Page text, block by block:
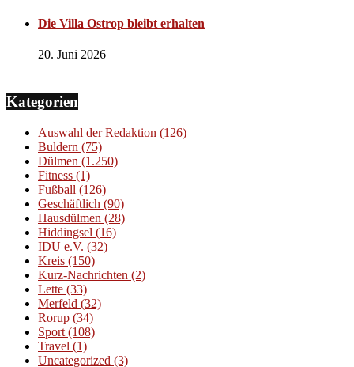
Die Villa Ostrop bleibt erhalten
20. Juni 2026
Kategorien
Auswahl der Redaktion (126)
Buldern (75)
Dülmen (1.250)
Fitness (1)
Fußball (126)
Geschäftlich (90)
Hausdülmen (28)
Hiddingsel (16)
IDU e.V. (32)
Kreis (150)
Kurz-Nachrichten (2)
Lette (33)
Merfeld (32)
Rorup (34)
Sport (108)
Travel (1)
Uncategorized (3)